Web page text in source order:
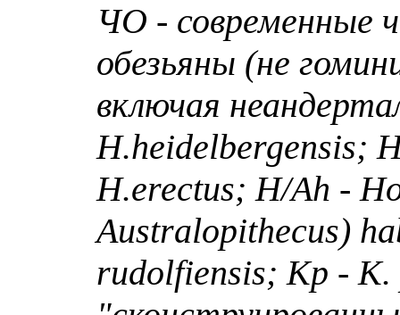
ЧО - современные
обезьяны (не
включая
H.heidelbergensis;
H.erectus;H/Ah -
Australopithecus)
rudolfiensis;Kp -K.